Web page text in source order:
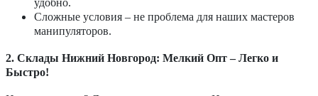
удобно.
Сложные условия – не проблема для наших мастеров
манипуляторов.
2. Склады Нижний Новгород: Мелкий Опт – Легко и
Быстро!